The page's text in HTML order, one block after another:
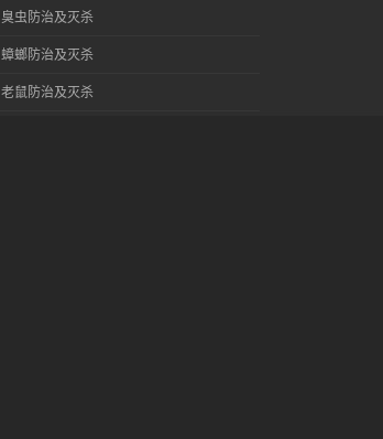
臭虫防治及灭杀
蟑螂防治及灭杀
老鼠防治及灭杀